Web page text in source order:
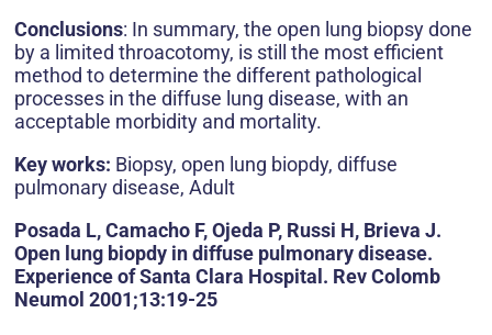
Conclusions: In summary, the open lung biopsy done
by a limited throacotomy, is still the most efficient
method to determine the different pathological
processes in the diffuse lung disease, with an
acceptable morbidity and mortality.
Key works: Biopsy, open lung biopdy, diffuse
pulmonary disease, Adult
Posada L, Camacho F, Ojeda P, Russi H, Brieva J.
Open lung biopdy in diffuse pulmonary disease.
Experience of Santa Clara Hospital. Rev Colomb
Neumol 2001;13:19-25